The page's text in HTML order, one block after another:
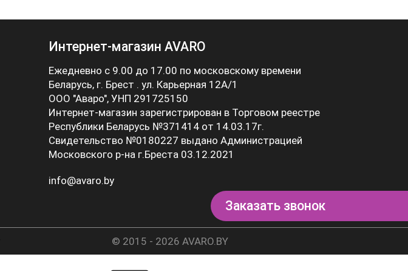
Интернет-магазин AVARO
Ежедневно с 9.00 до 17.00 по московскому времени
Беларусь, г. Брест . ул. Карьерная 12А/1
ООО "Аваро", УНП 291725150
Интернет-магазин зарегистрирован в Торговом реестре
Республики Беларусь №371414 от 14.03.17г.
Свидетельство №0180227 выдано Администрацией
Московского р-на г.Бреста 03.12.2021
info@avaro.by
Заказать звонок
© 2015 - 2026 AVARO.BY